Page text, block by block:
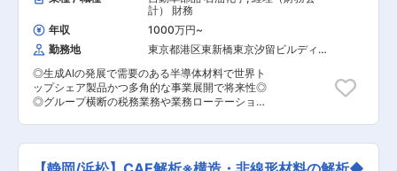
で2名が補佐です。 ・「チームで成果をあげた
い」という志向の方にはマッチします。営業所を
問わず協力する風土があります。 ■当社の魅力：
・新卒、中途問わず長く勤められている方が多数
います。（例：半導体への興味、同社の提案する
スタイルに惹かれてご入社）経験は問いません。
の方の思いの元、今後も注目される業界に携われ
るチャンスがあります。 ・PVAスポンジのパイオ
合技術メーカーのため、品質保証として製品の上
流から関われます。 品質チェックや監査に加え、
試作立ち合いや仕様相談など顧客とのコミュニケ
ーションも多く、製品価値向上に寄与できます。
品質保証と品質管理を分けていないため領域が広
く、改善提案や不良削減など自らの工夫が成果に
直結する環境です。 大手メーカーからの信頼も厚
く、品質のプロとして成長できるポジションで
す。 ■業務詳細 関東圏の協力工場との連携や監
質チェック：仕様通りに製造されているか、不良
計） 財務
年収
1000万円~
勤務地
東京都港区東新橋東京汐留ビルディン
◎生成AIの発展で需要のある半導体材料で世界ト
ップシェア製品かつ多角的な事業展開で将来性◎
◎グループ横断の税務業務や業務ローテーション
の魅力 昭和電工マテリアルズと日立化成が合併し
てできた機能性材料の総合化学メーカー。東証プ